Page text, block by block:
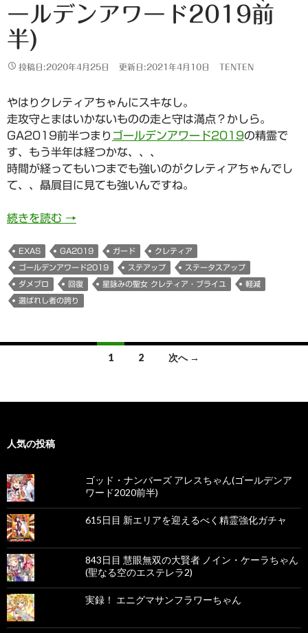
ールデンアワード2019前
半)
投稿日:2020年4月25日 更新日:2021年4月10日 TENTEN
やはりクレティアちゃんにスキなし。
走攻守とまはいかないものの走と守は満点？かしら。
GA2019前半つまり ゴールデンアワード2019の精霊で
す、もう半年は経つかな、、、
時間が経ってもいつまでも強いのがクレティアちゃんでし
て、、贔屓目に見ても強いんですね。
続きを読む 934日目 星詠みの聖女 クレティア・ブライユ
→
EXAS GA2019 ガード クレティア
ゴールデンアワード2019 ステアップ ステータスアップ
ダメブロ 回復 星詠みの聖女 クレティア・ブライユ 軽減
選ばれし者の誇り
ナ
ゲ
ー
シ
ョ
ン
1 2 次へ →
人気の投稿
ゴッド・ナンバーズ アレスちゃん(ゴールデンア
ワード2020前半)
615日目 新エリアを迎えるべく精霊強化ガチャ
843日目 慧眼無双の大賢者 ノイン・ケーラちゃん
(聖なる空のエステレラ2)
実録！ エニグマサンフラワーちゃん